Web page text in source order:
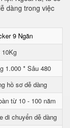
dàng trong việc
9 Ngăn
1.000 * Sâu 480
hồ sơ dễ dàng
từ 10 - 100 năm
di chuyển dễ dàng